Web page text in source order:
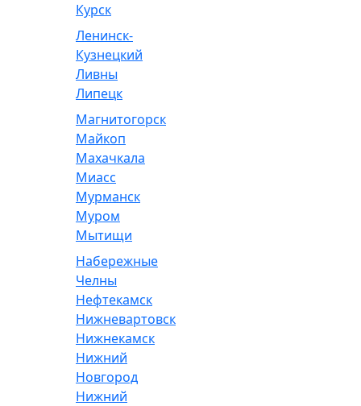
Курск
Ленинск-
Кузнецкий
Ливны
Липецк
Магнитогорск
Майкоп
Махачкала
Миасс
Мурманск
Муром
Мытищи
Набережные
Челны
Нефтекамск
Нижневартовск
Нижнекамск
Нижний
Новгород
Нижний